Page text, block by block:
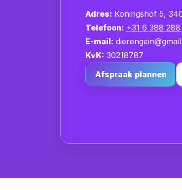
Adres: Koningshof 5,
Telefoon: +31 6 388
E-mail:
KvK: 30218787
Afspraak plannen